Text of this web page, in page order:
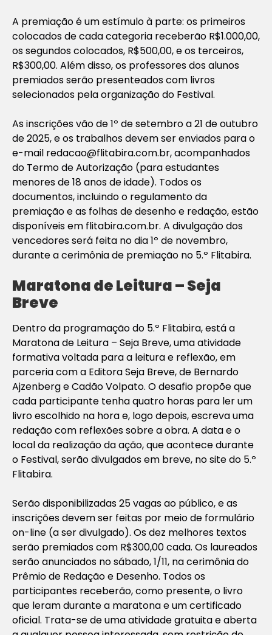
A premiação é um estímulo à parte: os primeiros
colocados de cada categoria receberão R$1.000,00,
os segundos colocados, R$500,00, e os terceiros,
R$300,00. Além disso, os professores dos alunos
premiados serão presenteados com livros
selecionados pela organização do Festival.
As inscrições vão de 1º de setembro a 21 de outubro
de 2025, e os trabalhos devem ser enviados para o
e-mail redacao@flitabira.com.br, acompanhados
do Termo de Autorização (para estudantes
menores de 18 anos de idade). Todos os
documentos, incluindo o regulamento da
premiação e as folhas de desenho e redação, estão
disponíveis em flitabira.com.br. A divulgação dos
vencedores será feita no dia 1º de novembro,
durante a cerimônia de premiação no 5.º Flitabira.
Maratona de Leitura – Seja
Breve
Dentro da programação do 5.º Flitabira, está a
Maratona de Leitura – Seja Breve, uma atividade
formativa voltada para a leitura e reflexão, em
parceria com a Editora Seja Breve, de Bernardo
Ajzenberg e Cadão Volpato. O desafio propõe que
cada participante tenha quatro horas para ler um
livro escolhido na hora e, logo depois, escreva uma
redação com reflexões sobre a obra. A data e o
local da realização da ação, que acontece durante
o Festival, serão divulgados em breve, no site do 5.º
Flitabira.
Serão disponibilizadas 25 vagas ao público, e as
inscrições devem ser feitas por meio de formulário
on-line (a ser divulgado). Os dez melhores textos
serão premiados com R$300,00 cada. Os laureados
serão anunciados no sábado, 1/11, na cerimônia do
Prêmio de Redação e Desenho. Todos os
participantes receberão, como presente, o livro
que leram durante a maratona e um certificado
oficial. Trata-se de uma atividade gratuita e aberta